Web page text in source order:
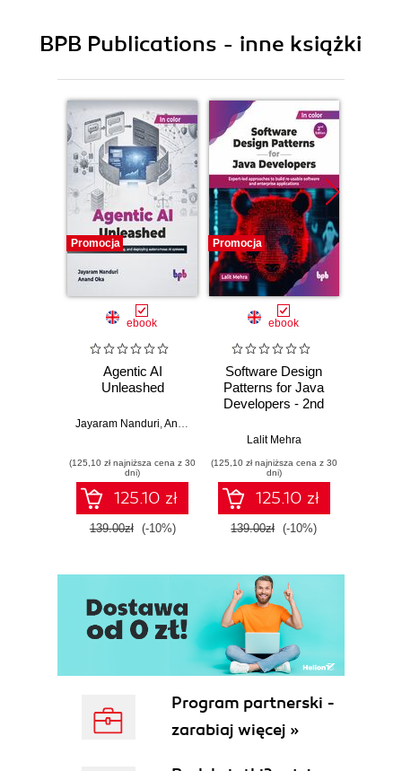
BPB Publications - inne książki
Promocja
ebook
Agentic AI
Unleashed
Jayaram Nanduri Anand Oka
(125,10 zł najniższa cena z 30
dni)
125.10 zł
139.00zł (-10%)
Promocja
ebook
Software Design
Patterns for Java
Developers - 2nd
Lalit Mehra
(125,10 zł najniższa cena z 30
dni)
125.10 zł
139.00zł (-10%)
Program partnerski -
zarabiaj więcej »